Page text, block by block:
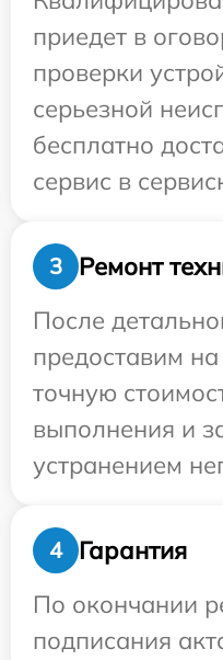
приедет в
проверки
серьезной
бесплатно
сервис в
3
Ремонт
После
предоставим
точную
выполнения и
устранением
4
Гарантия
По окончании
подписания